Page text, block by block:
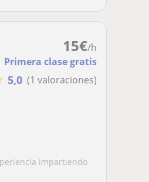
15€/h
Primera clase gratis
5,0 (1 valoraciones)
impartiendo